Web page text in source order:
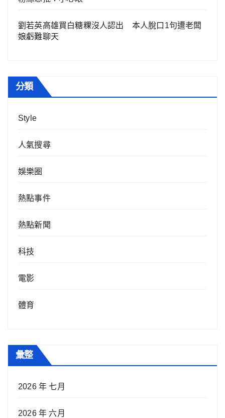
劉若英高雄買白糖粿沒人認出 本人脫口1句遭老闆
娘虧難聊天
分類
Style
人氣搜尋
娛樂圈
熱點事件
熱點新聞
科技
電影
體育
彙整
2026 年 七月
2026 年 六月